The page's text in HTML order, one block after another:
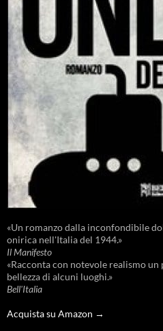
«Un romanzo dalla inconfondibile
onirica nell'Italia del 1944.»
Il Manifesto
«Racconta con notevole realismo
bellezza di alcuni luoghi.»
Bell'Italia
Acquista su Amazon →